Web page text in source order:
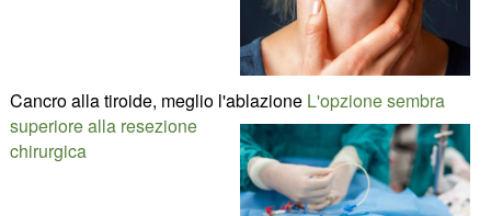
Cancro alla tiroide, meglio l'ablazione L'opzione sembra
superiore alla resezione
chirurgica